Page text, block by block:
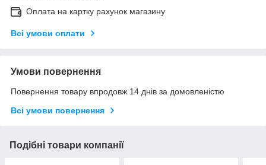
Оплата на картку рахунок магазину
Всі умови оплати
Умови повернення
Повернення товару впродовж 14 днів за домовленістю
Всі умови повернення
Подібні товари компанії